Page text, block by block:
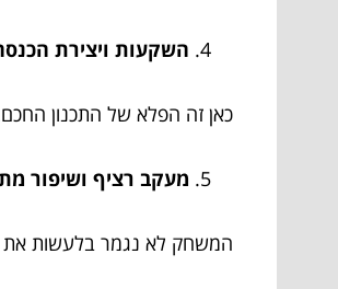
השקעות ויצירת
כאן זה הפלא של התכנון
מעקב רציף ושיפור
המשחק לא נגמר בלעשות את